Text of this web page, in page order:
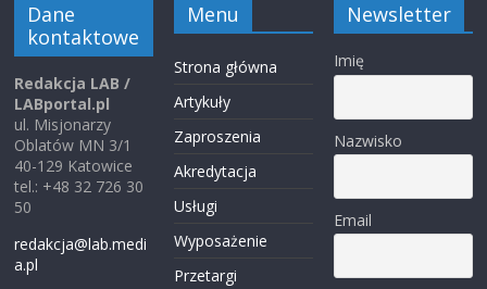
Dane
kontaktowe
Redakcja LAB /
LABportal.pl
ul. Misjonarzy
Oblatów MN 3/1
40-129 Katowice
tel.: +48 32 726 30
50
redakcja@lab.medi
a.pl
Menu
Strona główna
Artykuły
Zaproszenia
Akredytacja
Usługi
Wyposażenie
Przetargi
Newsletter
Imię
Nazwisko
Email